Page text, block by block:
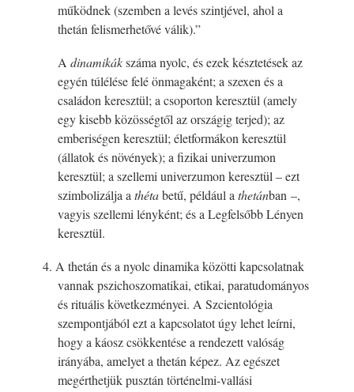
működnek (szemben a levés szintjével, ahol a
thetán felismerhetővé válik).”
A dinamikákszáma nyolc, és ezek késztetések az
egyén túlélése felé önmagaként; a szexen és a
családon keresztül; a csoporton keresztül (amely
egy kisebb közösségtől az országig terjed); az
emberiségen keresztül; életformákon keresztül
(állatok és növények); a fizikai univerzumon
keresztül; a szellemi univerzumon keresztül – ezt
szimbolizálja a thétabetű, például a thetánban –,
vagyis szellemi lényként; és a Legfelsőbb Lényen
keresztül.
4. A thetán és a nyolc dinamika közötti kapcsolatnak
vannak pszichoszomatikai, etikai, paratudományos
és rituális következményei. A Szcientológia
szempontjából ezt a kapcsolatot úgy lehet leírni,
hogy a káosz csökkentése a rendezett valóság
irányába, amelyet a thetán képez. Az egészet
megérthetjük pusztán történelmi-vallási